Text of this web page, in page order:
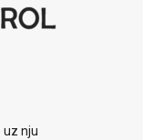
uz nju